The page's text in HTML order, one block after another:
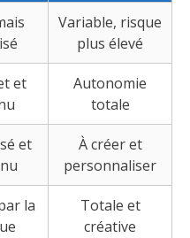
Variable, risque
plus élevé
et
Autonomie
totale
et
À créer et
personnaliser
la
Totale et
créative